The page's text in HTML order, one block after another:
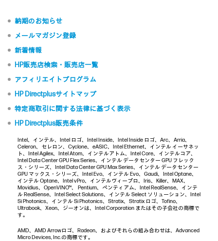
納期のお知らせ
メールマガジン登録
新着情報
HP販売店検索・販売店一覧
アフィリエイトプログラム
HP Directplusサイトマップ
特定商取引に関する法律に基づく表示
HP Directplus販売条件
Intel、インテル、Intel ロゴ、Intel Inside、Intel Inside ロゴ、Arc、Arria、
Celeron、セレロン、Cyclone、eASIC、Intel Ethernet、インテル イーサネッ
ト、Intel Agilex、Intel Atom、インテルアトム、Intel Core、インテルコア、
Intel Data Center GPU Flex Series、インテル データセンター GPU フレック
ス・シリーズ、Intel Data Center GPU Max Series、インテル データセンター
GPU マックス・シリーズ、Intel Evo、インテル Evo、Gaudi、Intel Optane、
インテル Optane、Intel vPro、インテルヴィープロ、Iris、Killer、MAX、
Movidius、OpenVINO™、 Pentium、ペンティアム、Intel RealSense、インテ
ル RealSense、Intel Select Solutions、インテル Select ソリューション、Intel
Si Photonics、インテル Si Photonics、Stratix、Stratix ロゴ、Tofino、
Ultrabook、Xeon、ジーオンは、Intel Corporation またはその子会社の商標で
す。
AMD、AMD Arrowロゴ、Radeon、およびそれらの組み合わせは、Advanced
Micro Devices, Inc.の商標です。